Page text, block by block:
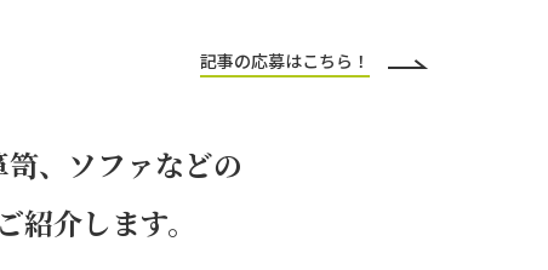
記事の応募はこちら！
、ソファなどの
紹介します。